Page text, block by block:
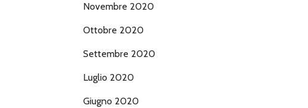
Novembre 2020
Ottobre 2020
Settembre 2020
Luglio 2020
Giugno 2020